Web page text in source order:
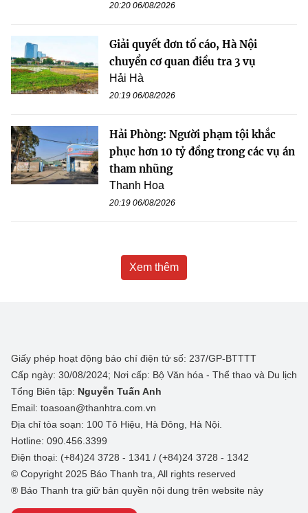
20:20 06/08/2026
Giải quyết đơn tố cáo, Hà Nội
chuyển cơ quan điều tra 3 vụ
Hải Hà
20:19 06/08/2026
Hải Phòng: Người phạm tội khắc
phục hơn 10 tỷ đồng trong các vụ án
tham nhũng
Thanh Hoa
20:19 06/08/2026
Xem thêm
Giấy phép hoạt động báo chí điện tử số: 237/GP-BTTTT
Cấp ngày: 30/08/2024; Nơi cấp: Bộ Văn hóa - Thể thao và Du lịch
Tổng Biên tập: Nguyễn Tuấn Anh
Email: toasoan@thanhtra.com.vn
Địa chỉ tòa soạn: 100 Tô Hiệu, Hà Đông, Hà Nội.
Hotline: 090.456.3399
Điện thoại: (+84)24 3728 - 1341 / (+84)24 3728 - 1342
© Copyright 2025 Báo Thanh tra, All rights reserved
® Báo Thanh tra giữ bản quyền nội dung trên website này